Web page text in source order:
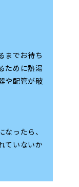
までお待ち
ために熱湯
や配管が破
ったら、
ていないか